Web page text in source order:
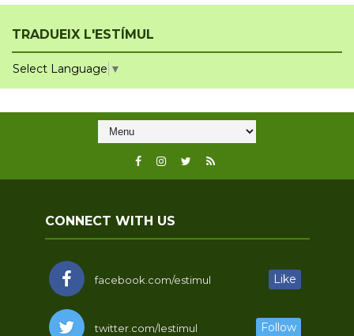
TRADUEIX L'ESTÍMUL
Select Language ▼
CONNECT WITH US
facebook.com/estimul Like
twitter.com/lestimul Follow